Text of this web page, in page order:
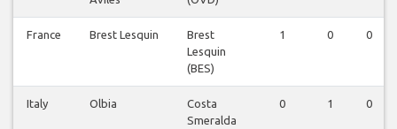
France Brest Lesquin
Brest
Lesquin
(BES)
1 0 0
Italy Olbia
Costa
Smeralda
0 1 0